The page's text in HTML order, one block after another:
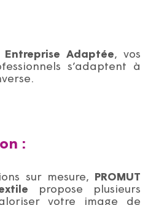
Entreprise Adaptée, vos
s’adaptent à
:
sur mesure, PROMUT
propose plusieurs
votre image de